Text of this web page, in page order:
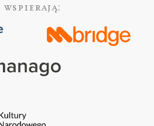
wspierają: